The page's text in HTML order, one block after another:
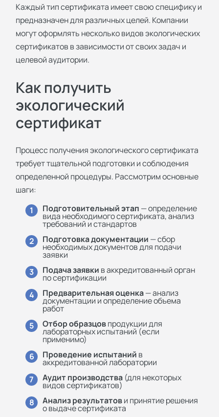
Каждый тип сертификата имеет свою специфику и
предназначен для различных целей. Компании
могут оформлять несколько видов экологических
сертификатов в зависимости от своих задач и
целевой аудитории.
Как получить
экологический
сертификат
Процесс получения экологического сертификата
требует тщательной подготовки и соблюдения
определенной процедуры. Рассмотрим основные
шаги:
1
Подготовительный этап — определение
вида необходимого сертификата, анализ
требований и стандартов
2
Подготовка документации — сбор
необходимых документов для подачи
заявки
3
Подача заявки в аккредитованный орган
по сертификации
4
Предварительная оценка— анализ
документации и определение объема
работ
5
Отбор образцовпродукции для
лабораторных испытаний (если
применимо)
6
Проведение испытаний в
аккредитованной лаборатории
7
Аудит производства (для некоторых
видов сертификатов)
8
Анализ результатови принятие решения
о выдаче сертификата